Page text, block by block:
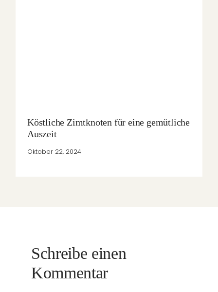
Köstliche Zimtknoten für eine gemütliche
Auszeit
Oktober 22, 2024
Schreibe einen
Kommentar